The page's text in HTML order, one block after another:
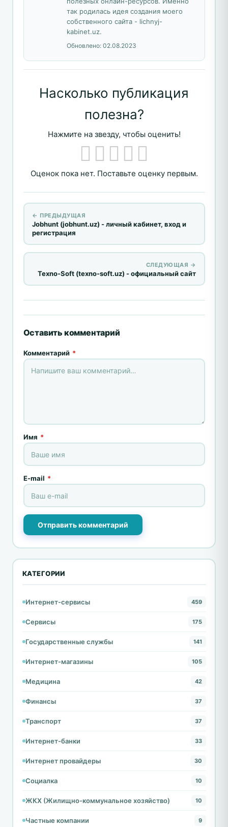
так родилась идея создания моего
собственного сайта - lichnyj-
kabinet.uz.
Обновлено: 02.08.2023
Насколько публикация
полезна?
Нажмите на звезду, чтобы оценить!
Оценок пока нет. Поставьте оценку первым.
← ПРЕДЫДУЩАЯ
Jobhunt (jobhunt.uz) - личный кабинет, вход и
регистрация
СЛЕДУЮЩАЯ →
Texno-Soft (texno-soft.uz) - официальный сайт
Оставить комментарий
Комментарий *
Имя *
E-mail *
Отправить комментарий
КАТЕГОРИИ
Интернет-сервисы 459
Сервисы 175
Государственные службы 141
Интернет-магазины 105
Медицина 42
Финансы 37
Транспорт 37
Интернет-банки 33
Интернет провайдеры 30
Социалка 10
ЖКХ (Жилищно-коммунальное хозяйство) 10
Частные компании 9